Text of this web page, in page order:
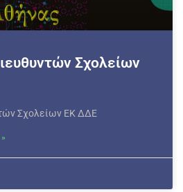
Σχολείων
Σχολείων ΕΚ ΔΔΕ